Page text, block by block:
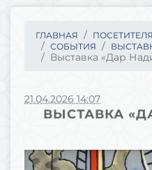
ГЛАВНАЯ
СОБЫТИЯ
Выставка «Дар
21.04.2026 14:07
ВЫСТАВКА